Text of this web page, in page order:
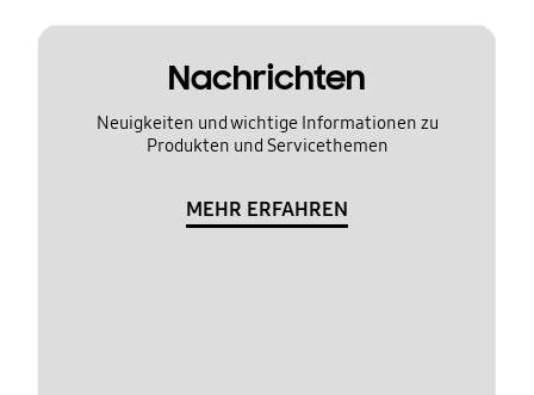
Nachrichten
Neuigkeiten und wichtige Informationen zu
Produkten und Servicethemen
MEHR ERFAHREN